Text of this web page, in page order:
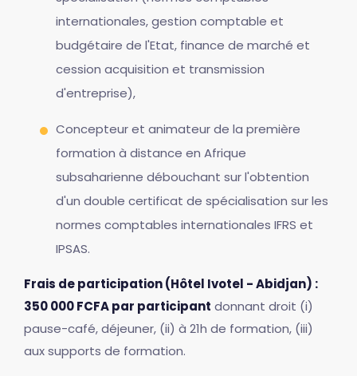
internationales, gestion comptable et
budgétaire de l'Etat, finance de marché et
cession acquisition et transmission
d'entreprise),
Concepteur et animateur de la première
formation à distance en Afrique
subsaharienne débouchant sur l'obtention
d'un double certificat de spécialisation sur les
normes comptables internationales IFRS et
IPSAS.
Frais de participation (Hôtel Ivotel - Abidjan) :
350 000 FCFA par participant donnant droit (i)
pause-café, déjeuner, (ii) à 21h de formation, (iii)
aux supports de formation.